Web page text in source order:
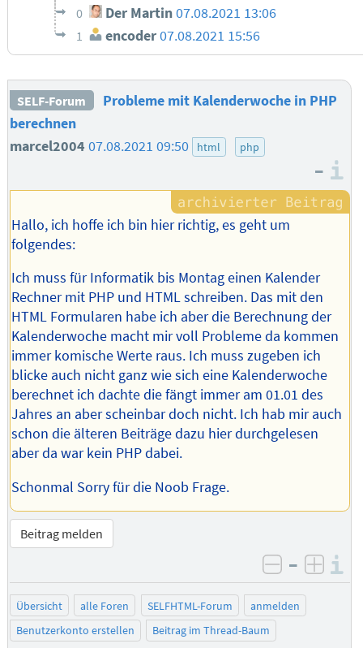
0 Der Martin07.08.2021 13:06
1 encoder07.08.2021 15:56
SELF-Forum
Probleme mit Kalenderwoche in PHP
berechnen
marcel2004 07.08.2021 09:50 html php
–
Hallo, ich hoffe ich bin hier richtig, es geht um
folgendes:
Ich muss für Informatik bis Montag einen Kalender
Rechner mit PHP und HTML schreiben. Das mit den
HTML Formularen habe ich aber die Berechnung der
Kalenderwoche macht mir voll Probleme da kommen
immer komische Werte raus. Ich muss zugeben ich
blicke auch nicht ganz wie sich eine Kalenderwoche
berechnet ich dachte die fängt immer am 01.01 des
Jahres an aber scheinbar doch nicht. Ich hab mir auch
schon die älteren Beiträge dazu hier durchgelesen
aber da war kein PHP dabei.
Schonmal Sorry für die Noob Frage.
Beitrag melden
negativ
–
Übersicht alle Foren SELFHTML-Forum
anmelden
Benutzerkonto erstellen
Beitrag im Thread-Baum